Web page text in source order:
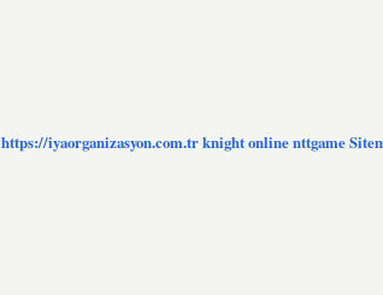
https://iyaorganizasyon.com.trknight onlinenttgame